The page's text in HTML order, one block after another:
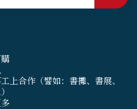
上合作（譬如：書攤、書展、